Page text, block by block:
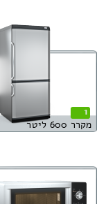
1
מקרר 600 ליטר